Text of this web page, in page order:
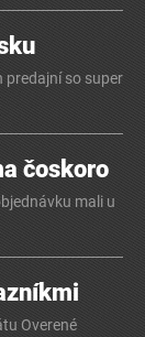
predajní so super
čoskoro
mali u
Overené